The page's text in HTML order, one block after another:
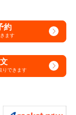
約
ます
りできます